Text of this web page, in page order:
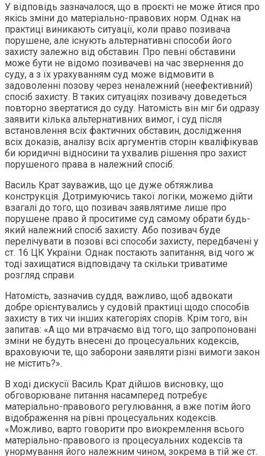
У відповідь зазначалося, що в проєкті не може йтися про
якісь зміни до матеріально-правових норм. Однак на
практиці виникають ситуації, коли право позивача
порушене, але існують альтернативні способи його
захисту залежно від обставин. Про певні обставини
може бути не відомо позивачеві на час звернення до
суду, а з їх урахуванням суд може відмовити в
задоволенні позову через неналежний (неефективний)
спосіб захисту. В таких ситуаціях позивачу доведеться
повторно звертатися до суду. Натомість він міг би одразу
заявити кілька альтернативних вимог, і суд після
встановлення всіх фактичних обставин, дослідження
всіх доказів, аналізу всіх аргументів сторін кваліфікував
би юридичні відносини та ухвалив рішення про захист
порушеного права в належний спосіб.
Василь Крат зауважив, що це дуже обтяжлива
конструкція. Дотримуючись такої логіки, можемо дійти
взагалі до того, що позивач заявлятиме лише про
порушене право й проситиме суд самому обрати будь-
який належний спосіб захисту. Або позивач буде
перелічувати в позові всі способи захисту, передбачені у
ст. 16 ЦК України. Однак постають запитання, від чого ж
тоді захищатися відповідачу та скільки триватиме
розгляд справи.
Натомість, зазначив суддя, важливо, щоб адвокати
добре орієнтувались у судовій практиці щодо способів
захисту в тих чи інших категоріях спорів. Крім того, він
запитав: «А що ми втрачаємо від того, що запропоновані
зміни не будуть внесені до процесуальних кодексів,
враховуючи те, що заборони заявляти різні вимоги закон
не містить?».
В ході дискусії Василь Крат дійшов висновку, що
обговорюване питання насамперед потребує
матеріально-правового регулювання, а вже потім його
відображення на рівні процесуальних кодексів.
«Можливо, варто говорити про виокремлення всього
матеріально-правового із процесуальних кодексів та
унормування його належним чином, зокрема в тій же ст.